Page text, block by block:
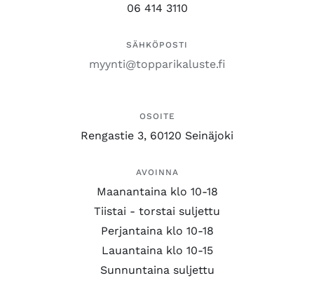
06 414 3110
SÄHKÖPOSTI
myynti@topparikaluste.fi
OSOITE
Rengastie 3, 60120 Seinäjoki
AVOINNA
Maanantaina klo 10-18
Tiistai - torstai suljettu
Perjantaina klo 10-18
Lauantaina klo 10-15
Sunnuntaina suljettu